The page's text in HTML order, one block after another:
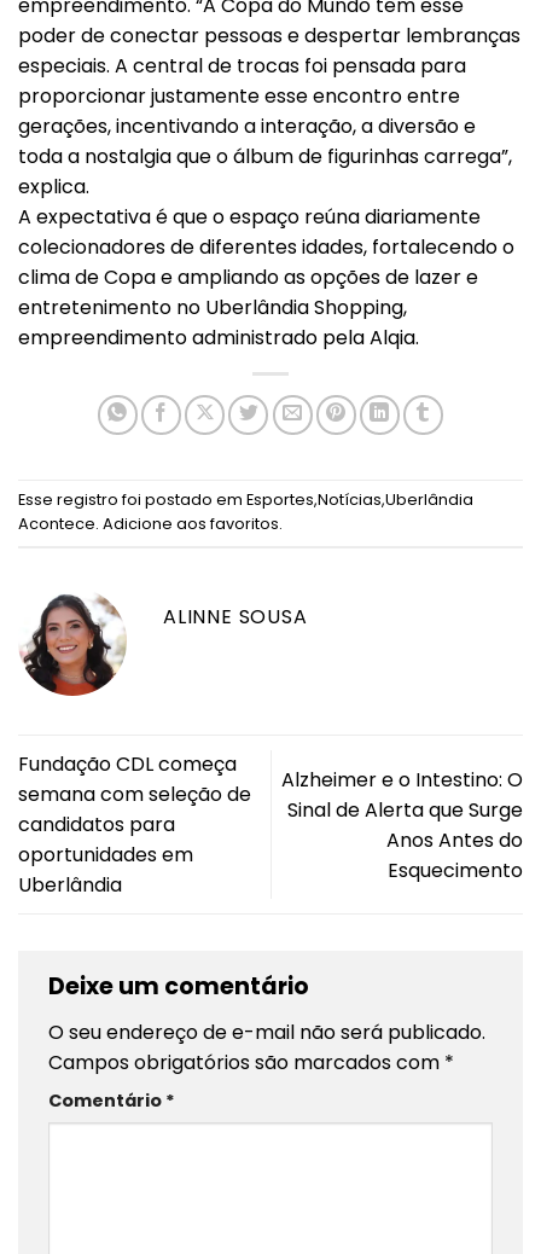
poder de conectar pessoas e despertar lembranças
especiais. A central de trocas foi pensada para
proporcionar justamente esse encontro entre
gerações, incentivando a interação, a diversão e
toda a nostalgia que o álbum de figurinhas carrega”,
explica.
A expectativa é que o espaço reúna diariamente
colecionadores de diferentes idades, fortalecendo o
clima de Copa e ampliando as opções de lazer e
entretenimento no Uberlândia Shopping,
empreendimento administrado pela Alqia.
Esse registro foi postado em Esportes,Notícias,Uberlândia
Acontece. Adicione aos favoritos.
ALINNE SOUSA
Fundação CDL começa
semana com seleção de
candidatos para
oportunidades em
Uberlândia
Alzheimer e o Intestino: O
Sinal de Alerta que Surge
Anos Antes do
Esquecimento
Deixe um comentário
O seu endereço de e-mail não será publicado.
Campos obrigatórios são marcados com *
Comentário *